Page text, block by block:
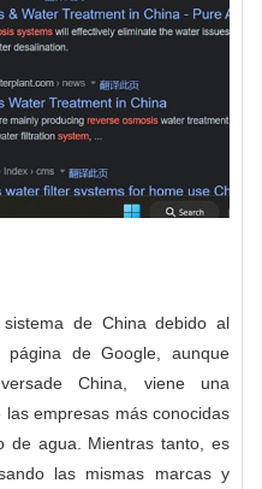
de China debido al
de Google, aunque
de China, viene una
empresas más conocidas
de agua. Mientras tanto, es
las mismas marcas y